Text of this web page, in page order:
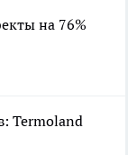
на 76%
Termoland